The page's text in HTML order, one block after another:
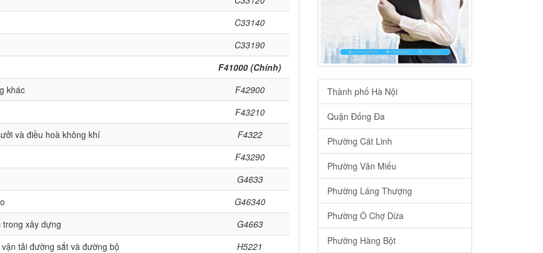
C33140
C33190
F41000 (Chính)
khác
F42900
F43210
và điều hoà không khí
F4322
F43290
G4633
G46340
trong xây dựng
G4663
tải đường sắt và đường bộ
H5221
Thành phố Hà Nội
Quận Đống Đa
Phường Cát Linh
Phường Văn Miếu
Phường Láng Thượng
Phường Ô Chợ Dừa
Phường Hàng Bột